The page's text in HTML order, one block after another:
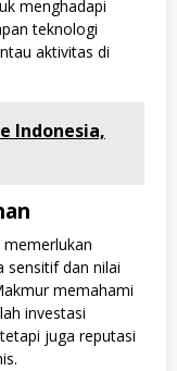
menghadapi
teknologi
aktivitas di
Indonesia,
sensitif dan nilai
memahami
investasi
juga reputasi